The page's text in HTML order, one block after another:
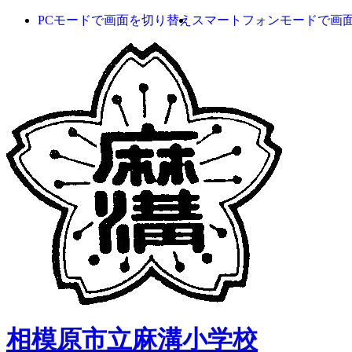
PCモードで画面を切り替え スマートフォンモードで画
相模原市立麻溝小学校